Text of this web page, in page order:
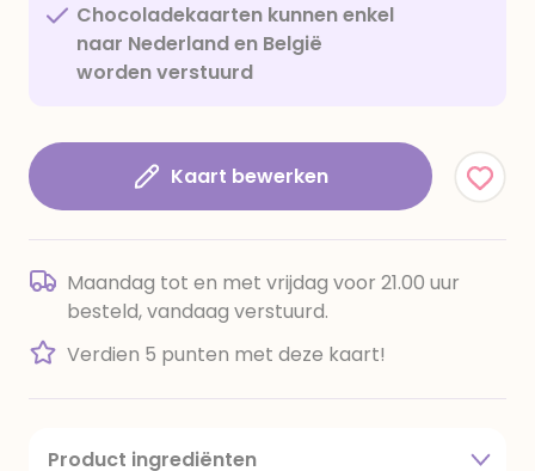
Chocoladekaarten kunnen enkel
naar Nederland en België
worden verstuurd
Kaart bewerken
Maandag tot en met vrijdag voor 21.00 uur
besteld, vandaag verstuurd.
Verdien 5 punten met deze kaart!
Product ingrediënten